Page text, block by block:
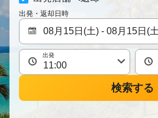
出発・返却日時
出発
検索する